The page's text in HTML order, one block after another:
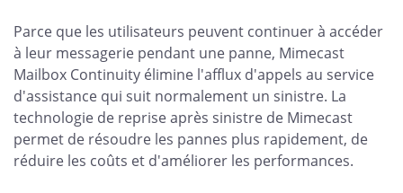
Parce que les utilisateurs peuvent continuer à accéder
à leur messagerie pendant une panne, Mimecast
Mailbox Continuity élimine l'afflux d'appels au service
d'assistance qui suit normalement un sinistre. La
technologie de reprise après sinistre de Mimecast
permet de résoudre les pannes plus rapidement, de
réduire les coûts et d'améliorer les performances.